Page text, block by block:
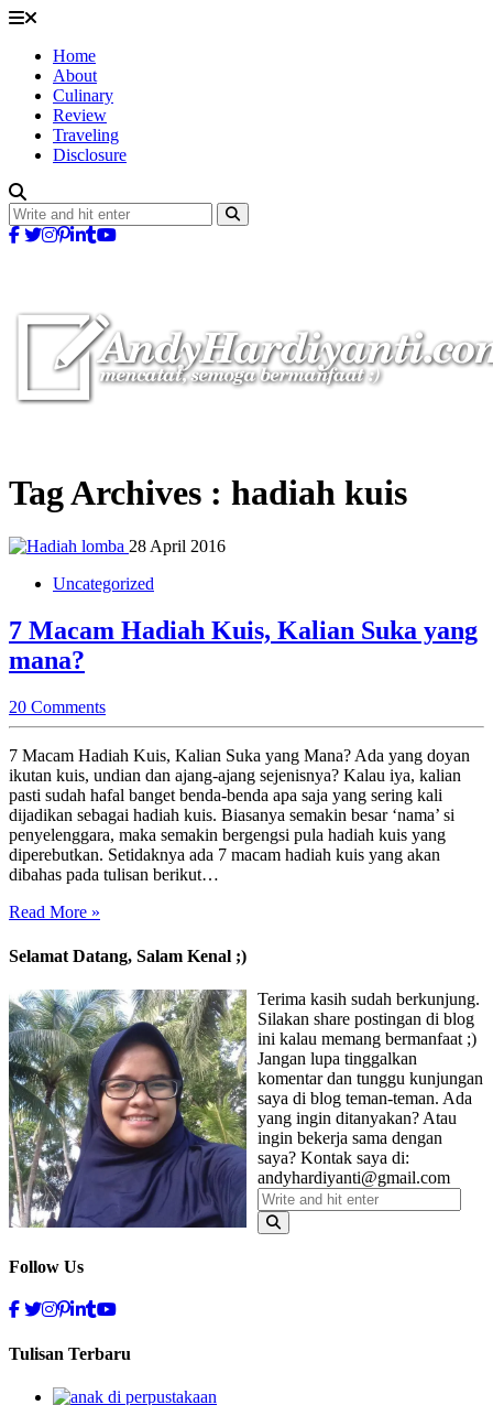
Home
About
Culinary
Review
Traveling
Disclosure
Tag Archives : hadiah kuis
28 April 2016
Uncategorized
7 Macam Hadiah Kuis, Kalian Suka yang
mana?
20 Comments
7 Macam Hadiah Kuis, Kalian Suka yang Mana? Ada yang doyan
ikutan kuis, undian dan ajang-ajang sejenisnya? Kalau iya, kalian
pasti sudah hafal banget benda-benda apa saja yang sering kali
dijadikan sebagai hadiah kuis. Biasanya semakin besar ‘nama’ si
penyelenggara, maka semakin bergengsi pula hadiah kuis yang
diperebutkan. Setidaknya ada 7 macam hadiah kuis yang akan
dibahas pada tulisan berikut…
Read More »
Selamat Datang, Salam Kenal ;)
Terima kasih sudah berkunjung.
Silakan share postingan di blog
ini kalau memang bermanfaat ;)
Jangan lupa tinggalkan
komentar dan tunggu kunjungan
saya di blog teman-teman. Ada
yang ingin ditanyakan? Atau
ingin bekerja sama dengan
saya? Kontak saya di:
andyhardiyanti@gmail.com
Follow Us
Tulisan Terbaru